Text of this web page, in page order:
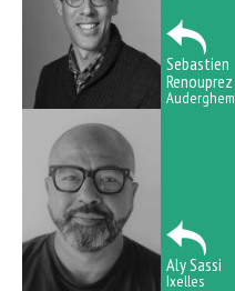
Sebastien
Renouprez
Auderghem
Aly Sassi
Ixelles